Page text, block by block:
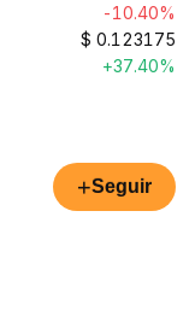
-10.40%
$ 0.123175
+37.40%
+Seguir